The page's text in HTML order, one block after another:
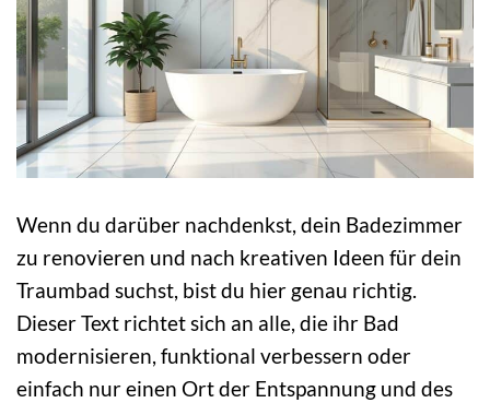
Wenn du darüber nachdenkst, dein Badezimmer
zu renovieren und nach kreativen Ideen für dein
Traumbad suchst, bist du hier genau richtig.
Dieser Text richtet sich an alle, die ihr Bad
modernisieren, funktional verbessern oder
einfach nur einen Ort der Entspannung und des